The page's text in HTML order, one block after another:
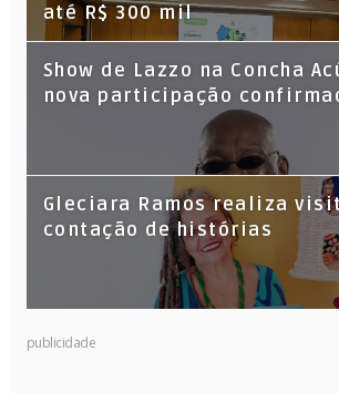
até R$ 300 mil
Show de Lazzo na Concha
nova participação
Gleciara Ramos realiza
contação de histórias
publicidade